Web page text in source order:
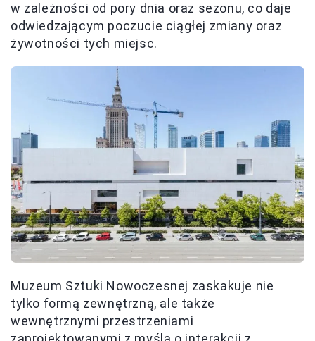
w zależności od pory dnia oraz sezonu, co daje
odwiedzającym poczucie ciągłej zmiany oraz
żywotności tych miejsc.
Muzeum Sztuki Nowoczesnej zaskakuje nie
tylko formą zewnętrzną, ale także
wewnętrznymi przestrzeniami